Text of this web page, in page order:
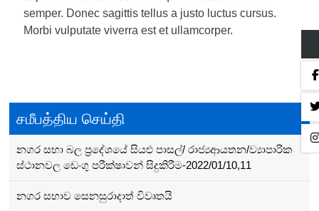
semper. Donec sagittis tellus a justo luctus cursus.
Morbi vulputate viverra est et ullamcorper.
navigation
சமீபத்திய செய்தி
නගර සභා බල ප්‍රදේශයේ සියළු පාසල්/ රාජ්‍යආයතන/ව්‍යාපාරික
ස්ථානවල ඩෙංගු පරීක්ෂාවන් සිදුකිරීම-2022/01/10,11
නගර සභාව සෙනසුරාදාත් විවෘතයි